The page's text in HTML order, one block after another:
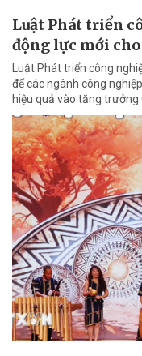
Luật Phát triển
động lực mới
Luật Phát triển công
để các ngành công
hiệu quả vào tăng trưởng